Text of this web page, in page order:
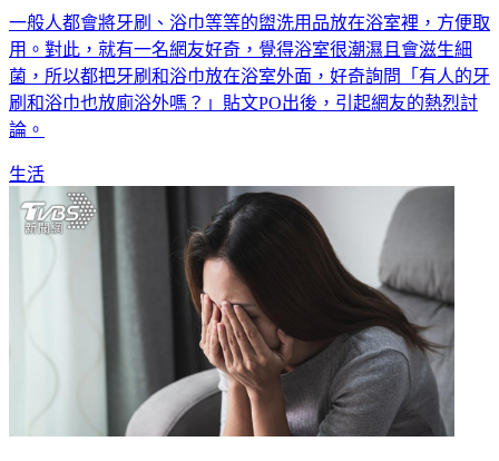
一般人都會將牙刷、浴巾等等的盥洗用品放在浴室裡，方便取
用。對此，就有一名網友好奇，覺得浴室很潮濕且會滋生細
菌，所以都把牙刷和浴巾放在浴室外面，好奇詢問「有人的牙
刷和浴巾也放廁浴外嗎？」貼文PO出後，引起網友的熱烈討
論。
生活